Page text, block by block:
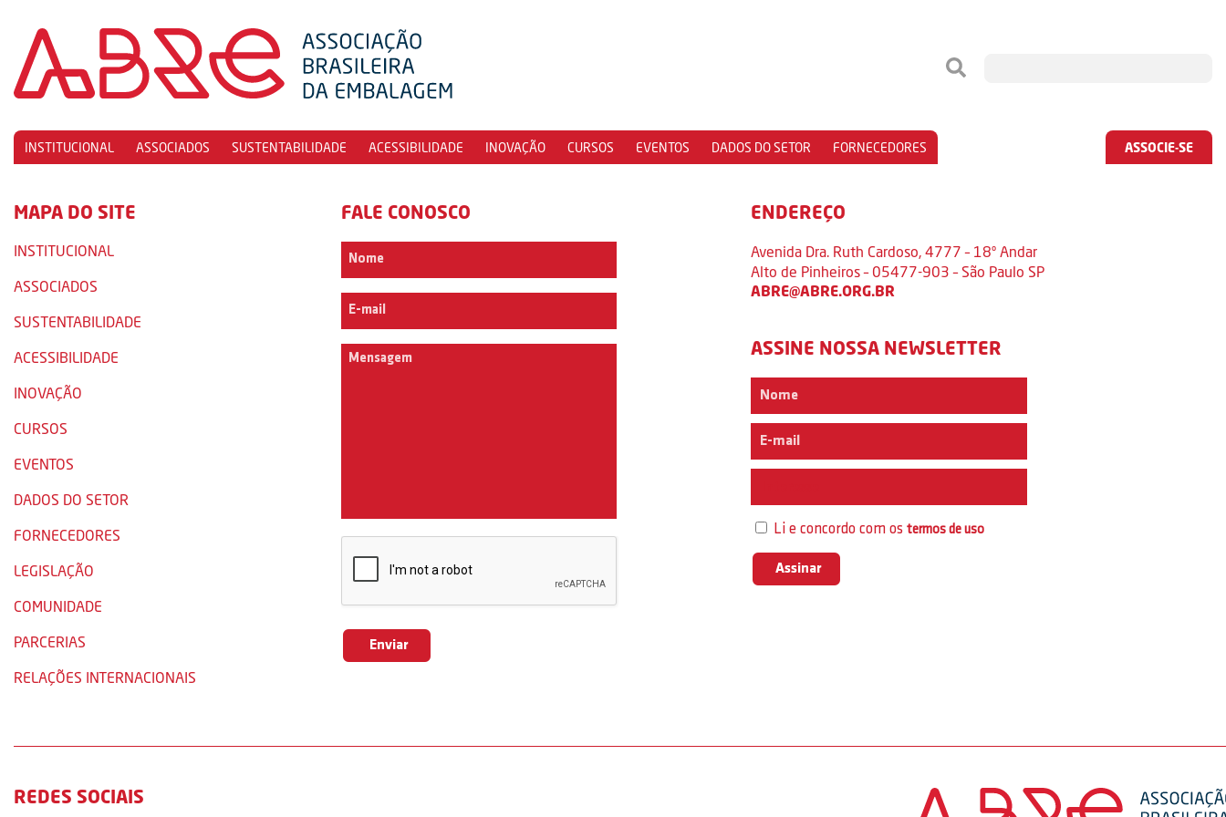
INSTITUCIONAL ASSOCIADOS SUSTENTABILIDADE ACESSIBILIDADE INOVAÇÃO CURSOS EVENTOS DADOS DO SETOR FORNECEDORES ASSOCIE-SE
MAPA DO SITE
INSTITUCIONAL
ASSOCIADOS
SUSTENTABILIDADE
ACESSIBILIDADE
INOVAÇÃO
CURSOS
EVENTOS
DADOS DO SETOR
FORNECEDORES
LEGISLAÇÃO
COMUNIDADE
PARCERIAS
RELAÇÕES INTERNACIONAIS
FALE CONOSCO ENDEREÇO
Avenida Dra. Ruth Cardoso, 4777 – 18º Andar
Alto de Pinheiros – 05477-903 – São Paulo SP
ABRE@ABRE.ORG.BR
ASSINE NOSSA NEWSLETTER
Li e concordo com ostermos de uso
REDES SOCIAIS